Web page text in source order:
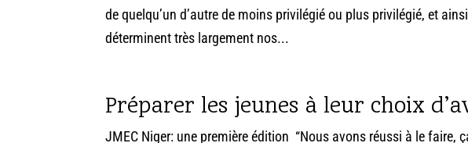
de quelqu’un d’autre de moins privilégié ou plus privilégié, et
déterminent très largement nos...
Préparer les jeunes à leur choix
JMEC Niger: une première édition “Nous avons réussi à le faire,